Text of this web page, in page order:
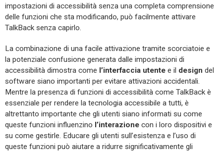
impostazioni di accessibilità senza una completa comprensione
delle funzioni che sta modificando, può facilmente attivare
TalkBack senza capirlo.
La combinazione di una facile attivazione tramite scorciatoie e
la potenziale confusione generata dalle impostazioni di
accessibilità dimostra come l’interfaccia utente e il design del
software siano importanti per evitare attivazioni accidentali.
Mentre la presenza di funzioni di accessibilità come TalkBack è
essenziale per rendere la tecnologia accessibile a tutti, è
altrettanto importante che gli utenti siano informati su come
queste funzioni influenzino l’interazione con i loro dispositivi e
su come gestirle. Educare gli utenti sull’esistenza e l’uso di
queste funzioni può aiutare a ridurre significativamente gli